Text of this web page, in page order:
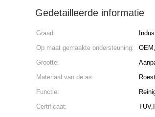
Gedetailleerde informatie
Graad:
Op maat gemaakte ondersteuning:
Grootte:
Materiaal van de as:
Functie:
Certificaat: